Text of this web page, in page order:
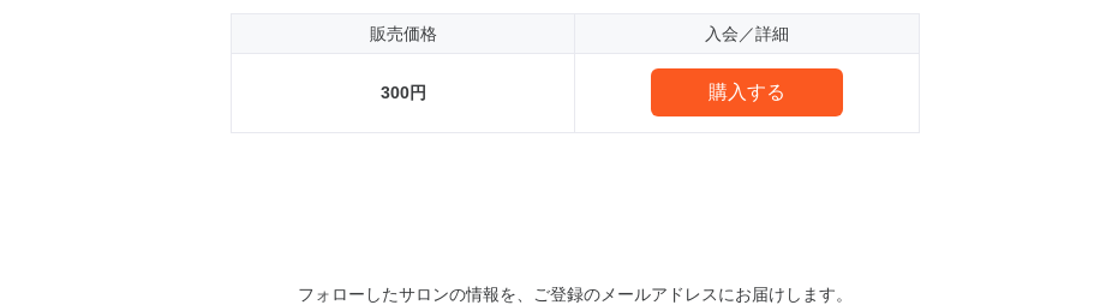
販売価格 入会／詳細
300円 購入する
フォローしたサロンの情報を、ご登録のメールアドレスにお届けします。